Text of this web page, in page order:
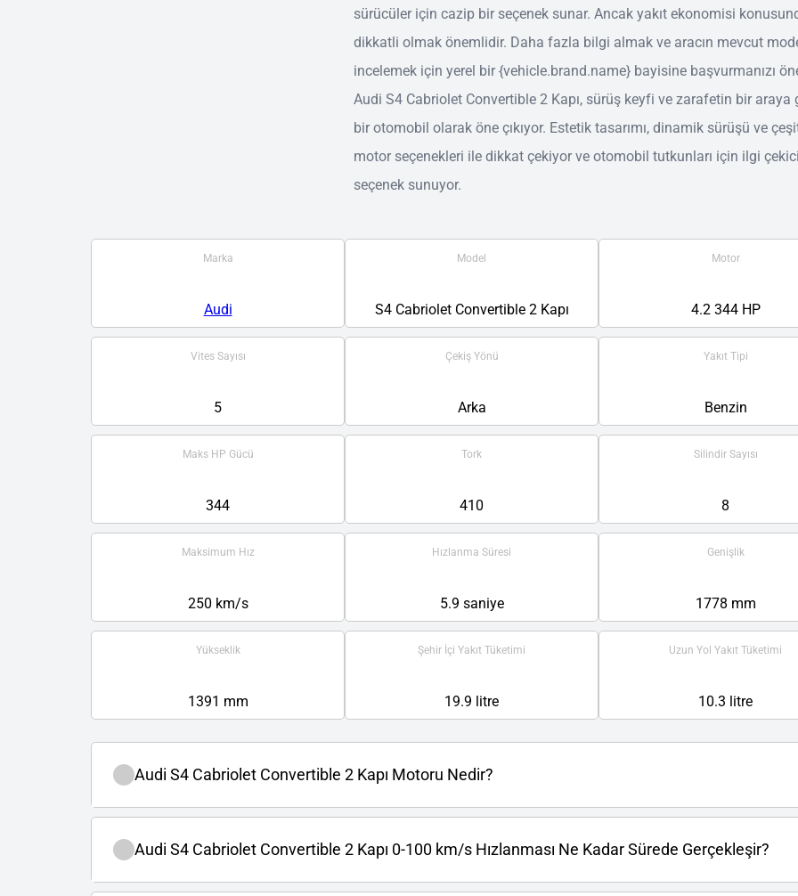
sürücüler için cazip bir seçenek sunar. Ancak yakıt ekonomisi
dikkatli olmak önemlidir. Daha fazla bilgi almak ve aracın mevcut
incelemek için yerel bir {vehicle.brand.name} bayisine başvurmanızı
Audi S4 Cabriolet Convertible 2 Kapı, sürüş keyfi ve zarafetin bir araya
bir otomobil olarak öne çıkıyor. Estetik tasarımı, dinamik sürüşü ve
motor seçenekleri ile dikkat çekiyor ve otomobil tutkunları için ilgi
seçenek sunuyor.
Marka
Audi
Model
S4 Cabriolet Convertible 2 Kapı
Motor
4.2 344 HP
Vites Sayısı
5
Çekiş Yönü
Arka
Yakıt Tipi
Benzin
Maks HP Gücü
344
Tork
410
Silindir Sayısı
8
Maksimum Hız
250 km/s
Hızlanma Süresi
5.9 saniye
Genişlik
1778 mm
Yükseklik
1391 mm
Şehir İçi Yakıt Tüketimi
19.9 litre
Uzun Yol Yakıt Tüketimi
10.3 litre
Audi S4 Cabriolet Convertible 2 Kapı Motoru Nedir?
Audi S4 Cabriolet Convertible 2 Kapı 0-100 km/s Hızlanması Ne Kadar Sürede Gerçekleşir?